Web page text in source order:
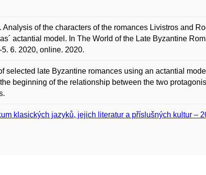
Analysis of the characters of the romances Livistros and
actantial model. In The World of the Late Byzantine
6. 2020, online. 2020.
selected late Byzantine romances using an actantial
beginning of the relationship between the two
klasických jazyků, jejich literatur a příslušných kultur –